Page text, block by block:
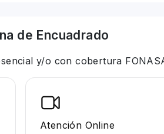
de Encuadrado
y/o con cobertura
Atención Online